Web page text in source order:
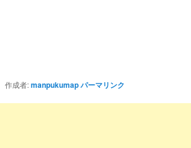
作成者:manpukumapパーマリンク